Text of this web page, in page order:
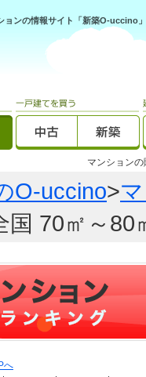
ョンの情報サイト「新築O-uccino」
マンション
O-uccino>
国 70㎡～
へ